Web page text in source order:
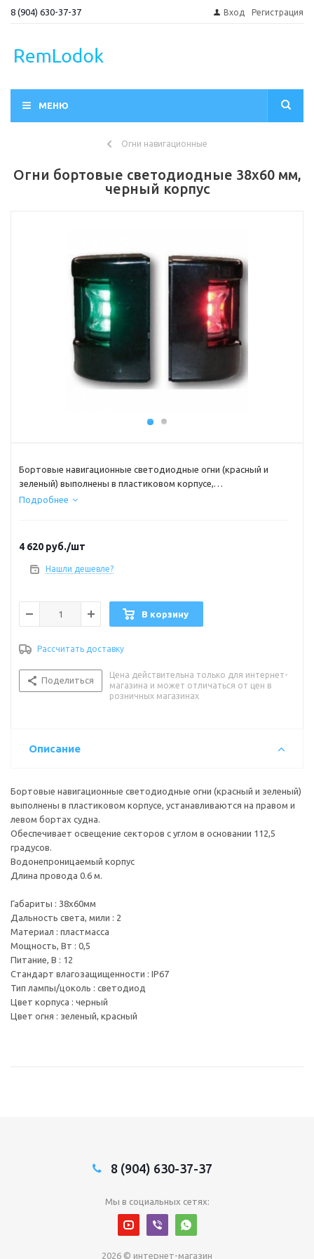
8 (904) 630-37-37 Вход Регистрация
МЕНЮ
Огни навигационные
Огни бортовые светодиодные 38х60 мм,
черный корпус
Бортовые навигационные светодиодные огни (красный и
зеленый) выполнены в пластиковом корпусе,
устанавливаются на правом и левом бортах судна.
Водонепроницаемый корпус
Длина провода 0.6 м.
Материал : пластмасса
Мощность, Вт : 0,5
Стандарт влагозащищенности : IP67
Цвет корпуса : черный
Цвет огня : зеленый, красный
Подробнее
4 620 руб./шт
Нашли дешевле?
В корзину
Рассчитать доставку
Поделиться
Цена действительна только для интернет-
магазина и может отличаться от цен в
розничных магазинах
Описание
Бортовые навигационные светодиодные огни (красный и зеленый)
выполнены в пластиковом корпусе, устанавливаются на правом и
левом бортах судна.
Обеспечивает освещение секторов с углом в основании 112,5
градусов.
Водонепроницаемый корпус
Длина провода 0.6 м.
Габариты : 38х60мм
Дальность света, мили : 2
Материал : пластмасса
Мощность, Вт : 0,5
Питание, В : 12
Стандарт влагозащищенности : IP67
Тип лампы/цоколь : светодиод
Цвет корпуса : черный
Цвет огня : зеленый, красный
8 (904) 630-37-37
Мы в социальных сетях:
2026 © интернет-магазин